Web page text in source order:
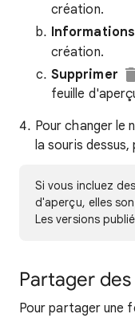
création.
Informations
création.
Supprimer
feuille
Pour changer le
la souris dessus,
Si vous incluez
d'aperçu, elles
Les versions
Partager
Pour partager une